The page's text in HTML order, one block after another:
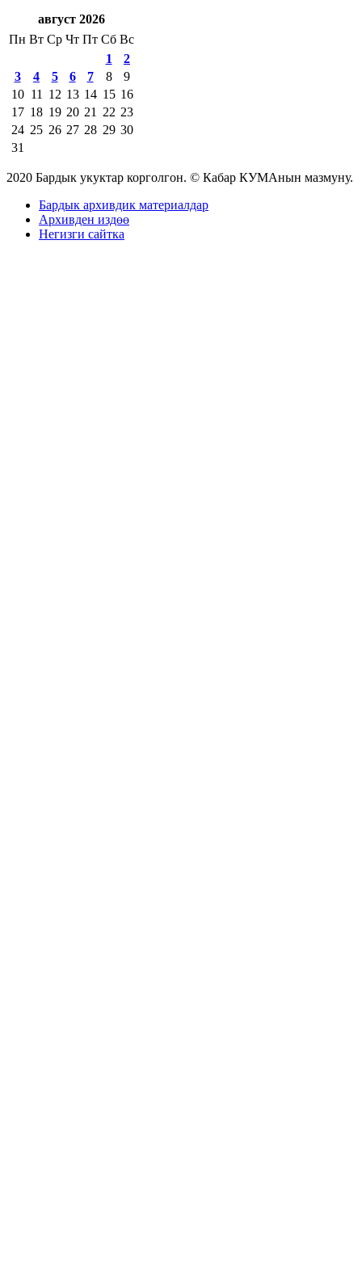
август 2026
Пн Вт Ср Чт Пт Сб Вс
1
2
3
4 5 6 7 8
9
10 11 12 13 14 15 16
17 18 19 20 21 22 23
24 25 26 27 28 29 30
31
2020 Бардык укуктар корголгон. © Кабар КУМАнын мазмуну.
Бардык архивдик материалдар
Архивден издөө
Негизги сайтка